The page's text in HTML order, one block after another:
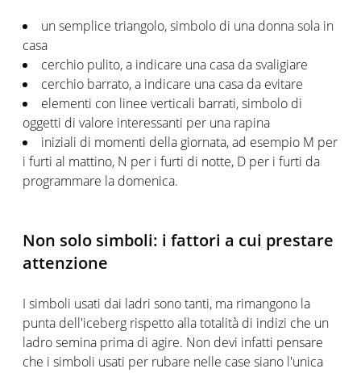
un semplice triangolo, simbolo di una donna sola in
casa
cerchio pulito, a indicare una casa da svaligiare
cerchio barrato, a indicare una casa da evitare
elementi con linee verticali barrati, simbolo di
oggetti di valore interessanti per una rapina
iniziali di momenti della giornata, ad esempio M per
i furti al mattino, N per i furti di notte, D per i furti da
programmare la domenica.
Non solo simboli: i fattori a cui prestare
attenzione
I simboli usati dai ladri sono tanti, ma rimangono la
punta dell'iceberg rispetto alla totalità di indizi che un
ladro semina prima di agire. Non devi infatti pensare
che i simboli usati per rubare nelle case siano l'unica